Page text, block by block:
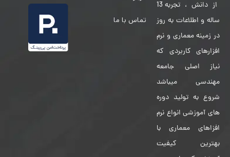
از دانش ، تجربه 13
ساله و اطلاعات به روز
در زمینه معماری و نرم
افزارهای کاربردی که
نیاز اصلی جامعه
مهندسی میباشد
شروع به تولید دوره
های آموزشی انواع نرم
افزاهای معماری با
بهترین کیفیت
تماس با ما